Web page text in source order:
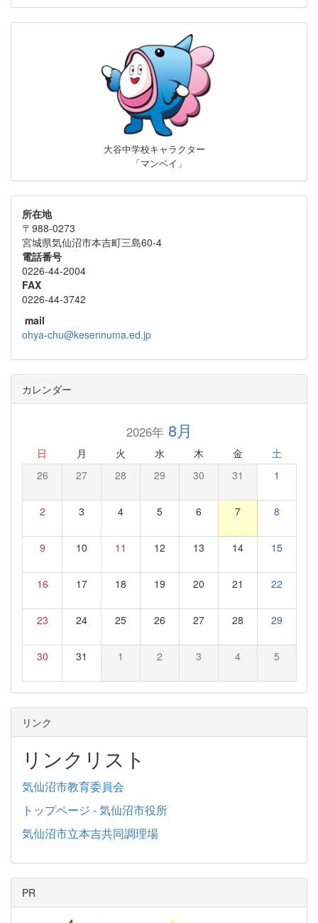
大谷中学校キャラクター
「マンベイ」
所在地
〒988-0273
宮城県気仙沼市本吉町三島60-4
電話番号
0226-44-2004
FAX
0226-44-3742
mail
ohya-chu@kesennuma.ed.jp
カレンダー
2026年8月
日 月 火 水 木 金 土
26 27 28 29 30 31 1
2 3 4 5 6 7 8
9 10 11 12 13 14 15
16 17 18 19 20 21 22
23 24 25 26 27 28 29
30 31 1 2 3 4 5
リンク
リンクリスト
気仙沼市教育委員会
トップページ - 気仙沼市役所
気仙沼市立本吉共同調理場
PR